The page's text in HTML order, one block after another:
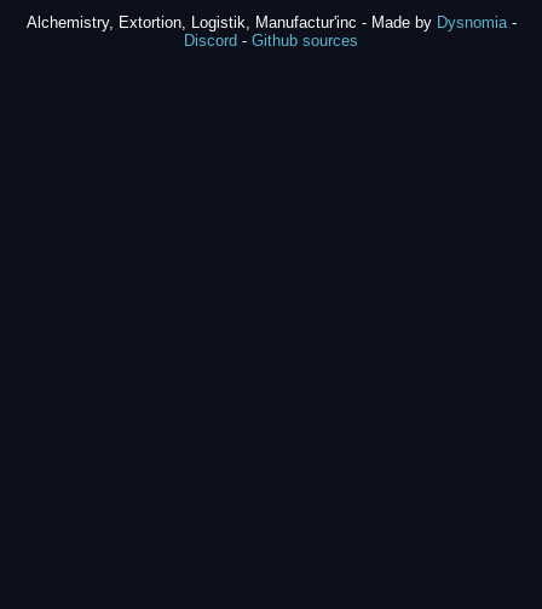
Alchemistry, Extortion, Logistik, Manufactur'inc - Made by Dysnomia-
Discord - Github sources